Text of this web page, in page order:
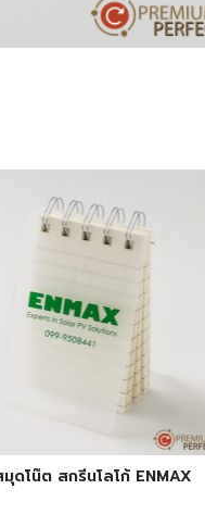
ดโน๊ต สกรีนโลโก้ ENMAX